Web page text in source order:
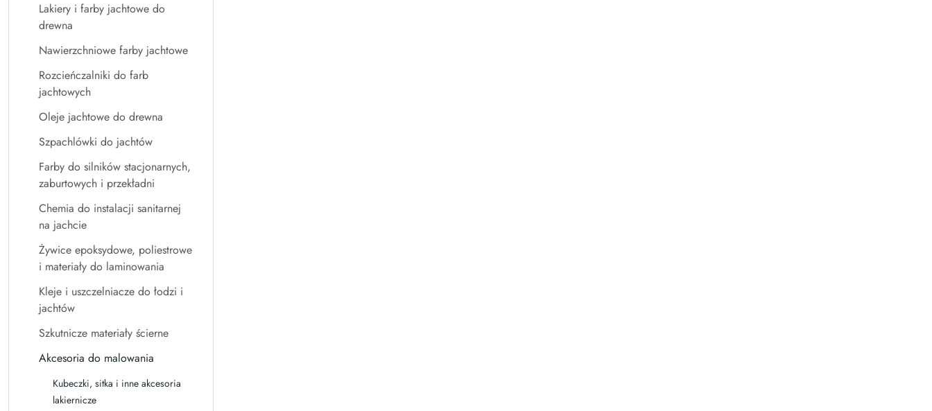
Lakiery i farby jachtowe do
drewna
Nawierzchniowe farby jachtowe
Rozcieńczalniki do farb
jachtowych
Oleje jachtowe do drewna
Szpachlówki do jachtów
Farby do silników stacjonarnych,
zaburtowych i przekładni
Chemia do instalacji sanitarnej
na jachcie
Żywice epoksydowe, poliestrowe
i materiały do laminowania
Kleje i uszczelniacze do łodzi i
jachtów
Szkutnicze materiały ścierne
Akcesoria do malowania
Kubeczki, sitka i inne akcesoria
lakiernicze